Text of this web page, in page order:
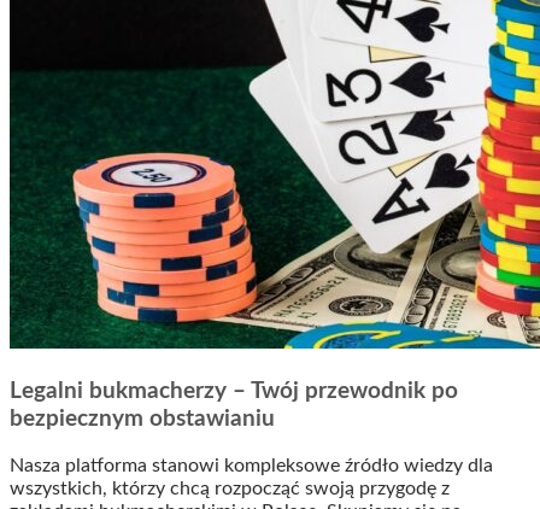
Legalni bukmacherzy – Twój przewodnik po
bezpiecznym obstawianiu
Nasza platforma stanowi kompleksowe źródło wiedzy dla
wszystkich, którzy chcą rozpocząć swoją przygodę z